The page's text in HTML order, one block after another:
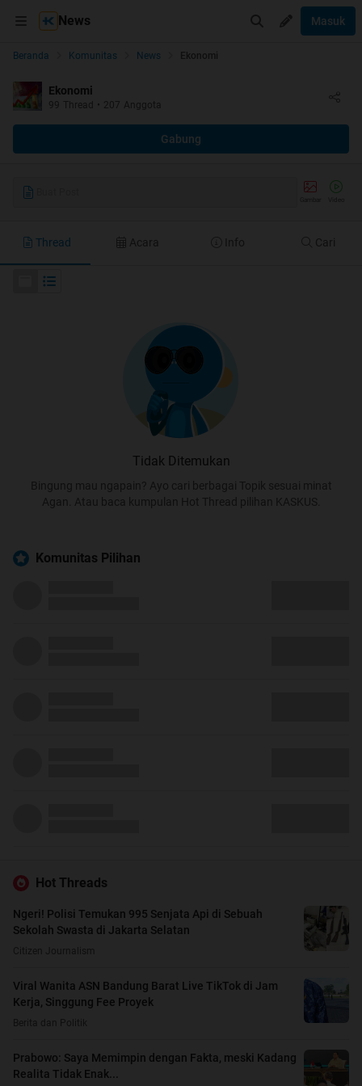
News Masuk
Beranda Komunitas News Ekonomi
Ekonomi
Thread • 207 Anggota
Gabung
Thread Acara Info Cari
Tidak Ditemukan
Bingung mau ngapain? Ayo cari berbagai Topik sesuai minat
Agan. Atau baca kumpulan Hot Thread pilihan KASKUS.
Komunitas Pilihan
Hot Threads
Ngeri! Polisi Temukan 995 Senjata Api di Sebuah
Sekolah Swasta di Jakarta Selatan
Viral Wanita ASN Bandung Barat Live TikTok di Jam
Kerja, Singgung Fee Proyek
Prabowo: Saya Memimpin dengan Fakta, meski Kadang
Realita Tidak Enak...